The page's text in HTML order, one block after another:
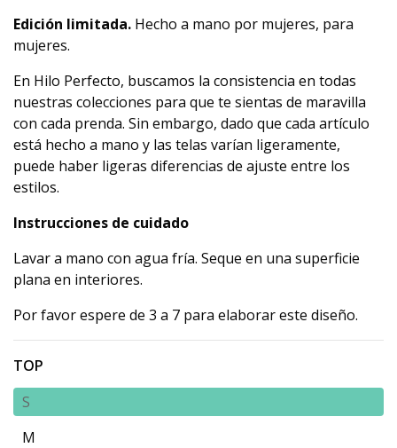
Edición limitada. Hecho a mano por mujeres, para
mujeres.
En Hilo Perfecto, buscamos la consistencia en todas
nuestras colecciones para que te sientas de maravilla
con cada prenda. Sin embargo, dado que cada artículo
está hecho a mano y las telas varían ligeramente,
puede haber ligeras diferencias de ajuste entre los
estilos.
Instrucciones de cuidado
Lavar a mano con agua fría. Seque en una superficie
plana en interiores.
Por favor espere de 3 a 7 para elaborar este diseño.
TOP
S
M